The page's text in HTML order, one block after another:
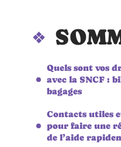
Quels sont vos
avec la SNCF :
bagages
Contacts utiles
pour faire une
de l’aide